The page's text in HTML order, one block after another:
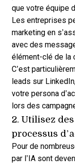
que votre équipe
Les entreprises
marketing en
avec des
élément-clé de la
C’est
leads sur LinkedIn
votre persona
lors des
2. Utilisez
processus
Pour de
par l’IA sont